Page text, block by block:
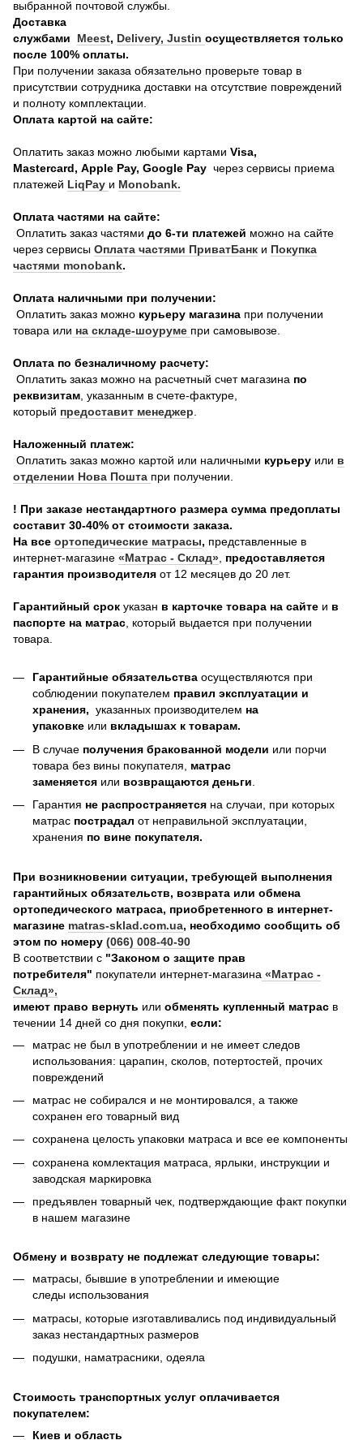
выбранной почтовой службы.
Доставка
службами
Meest, Delivery, Justin осуществляется только
после 100% оплаты.
При получении заказа обязательно проверьте товар в
присутствии сотрудника доставки на отсутствие повреждений
и полноту комплектации.
Оплата картой на сайте:
Оплатить заказ можно любыми картами Visa,
Mastercard, Apple Pay, Google Pay через сервисы приема
платежей LiqPay и Monobank.
Оплата частями на сайте:
Оплатить заказ частями до 6-ти платежей можно на сайте
через сервисы Оплата частями ПриватБанк и Покупка
частями monobank.
Оплата наличными при получении:
Оплатить заказ можно курьеру магазина при получении
товара или на складе-шоуруме при самовывозе.
Оплата по безналичному расчету:
Оплатить заказ можно на расчетный счет магазина по
реквизитам, указанным в счете-фактуре,
который предоставит менеджер.
Наложенный платеж:
Оплатить заказ можно картой или наличными курьеру или в
отделении Нова Пошта при получении.
! При заказе нестандартного размера сумма предоплаты
составит 30-40% от стоимости заказа.
На все ортопедические матрасы, представленные в
интернет-магазине «Матрас - Склад», предоставляется
гарантия производителя от 12 месяцев до 20 лет.
Гарантийный срок указан в карточке товара на сайте и в
паспорте на матрас, который выдается при получении
товара.
Гарантийные обязательства осуществляются при
соблюдении покупателем правил эксплуатации и
хранения, указанных производителем на
упаковке или вкладышах к товарам.
В случае получения бракованной модели или порчи
товара без вины покупателя, матрас
заменяется или возвращаются деньги
Гарантия не распространяется на случаи, при которых
матрас пострадал от неправильной эксплуатации,
хранения по вине покупателя.
При возникновении ситуации, требующей выполнения
гарантийных обязательств, возврата или обмена
ортопедического матраса, приобретенного в интернет-
магазине matras-sklad.com.ua, необходимо сообщить об
этом по номеру (066) 008-40-90
В соответствии с "Законом о защите прав
потребителя" покупатели интернет-магазина «Матрас -
Склад»,
имеют право вернуть или обменять купленный матрас в
течении 14 дней со дня покупки, если:
матрас не был в употреблении и не имеет следов
использования: царапин, сколов, потертостей, прочих
повреждений
матрас не собирался и не монтировался, а также
сохранен его товарный вид
сохранена целость упаковки матраса и все ее компоненты
сохранена комлектация матраса, ярлыки, инструкции и
заводская маркировка
предъявлен товарный чек, подтверждающие факт покупки
в нашем магазине
Обмену и возврату не подлежат следующие товары:
матрасы, бывшие в употреблении и имеющие
следы использования
матрасы, которые изготавливались под индивидуальный
заказ нестандартных размеров
подушки, наматрасники, одеяла
Стоимость транспортных услуг оплачивается
покупателем:
Киев и область